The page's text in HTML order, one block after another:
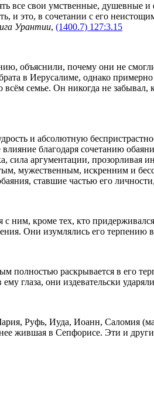
все свои умственные, душевные
и это, в сочетании с его
Урантии, (1400.7) 127:3.15
объяснили, почему они не
в Иерусалиме, однако
всём семье. Он никогда не
и абсолютную
благодаря сочетанию
сила аргументации,
мужественным, искренним и
ставшие частью его
с ним, кроме тех, кто
Они изумлялись его
полностью раскрывается в его
ему глаза, они издевательски
Руфь, Иуда, Иоанн, Саломия
жившая в Сепфорисе. Эти и